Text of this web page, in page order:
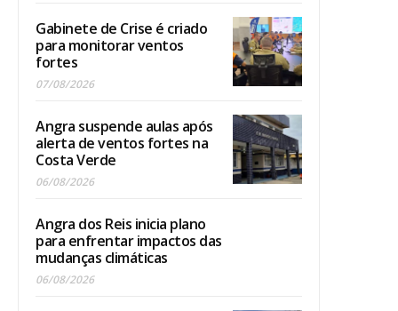
Gabinete de Crise é criado
para monitorar ventos
fortes
07/08/2026
Angra suspende aulas após
alerta de ventos fortes na
Costa Verde
06/08/2026
Angra dos Reis inicia plano
para enfrentar impactos das
mudanças climáticas
06/08/2026